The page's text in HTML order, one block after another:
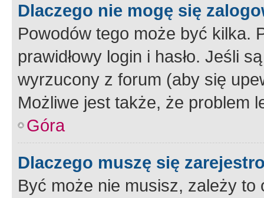
Dlaczego nie mogę się
Powodów tego może być kilka.
prawidłowy login i hasło. Jeśli
wyrzucony z forum (aby się
Możliwe jest także, że problem
Góra
Dlaczego muszę się
Być może nie musisz, zależy